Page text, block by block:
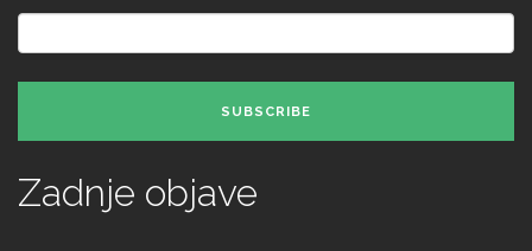
SUBSCRIBE
Zadnje objave